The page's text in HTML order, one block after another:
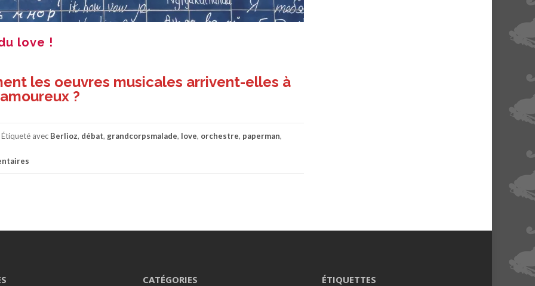
love !
les oeuvres musicales arrivent-elles à
?
Étiqueté avec Berlioz, débat, grandcorpsmalade, love, orchestre, paperman,
CATÉGORIES ÉTIQUETTES